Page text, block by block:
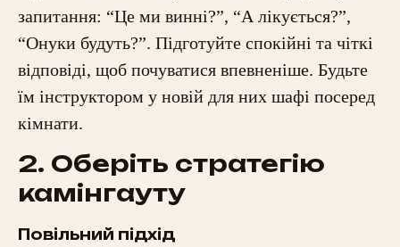
запитання: “Це ми винні?”, “А лікується?”,
“Онуки будуть?”. Підготуйте спокійні та чіткі
відповіді, щоб почуватися впевненіше. Будьте
їм інструктором у новій для них шафі посеред
кімнати.
2. Оберіть стратегію
камінгауту
Повільний підхід